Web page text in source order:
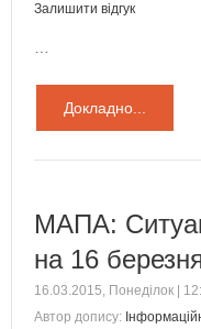
Залишити відгук
Докладно...
МАПА:
на 16
16.03.2015, Понеділок |
Автор допису: